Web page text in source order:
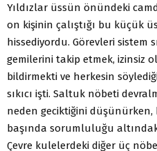
Yıldızlar üssün önündeki
on kişinin çalıştığı bu küçük
hissediyordu. Görevleri sistem
gemilerini takip etmek, izinsiz
bildirmekti ve herkesin
sıkıcı işti. Saltuk nöbeti
neden geciktiğini düşünürken,
başında sorumluluğu
Çevre kulelerdeki diğer üç